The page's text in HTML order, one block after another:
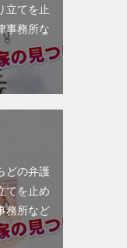
立てを止
事務所な
どの弁護
てを止め
務所など